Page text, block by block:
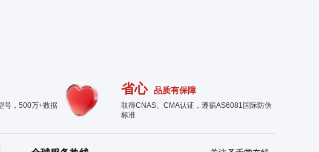
号，500万+数据
省心 品质有保障
取得CNAS、CMA认证，遵循AS6081国际防伪
标准